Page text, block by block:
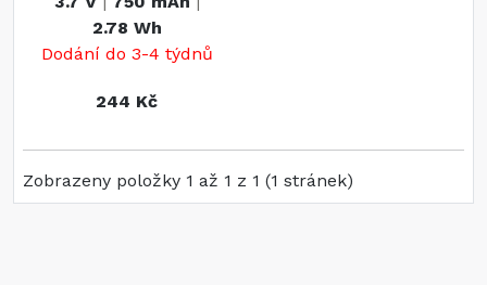
2.78 Wh
Dodání do 3-4 týdnů
244 Kč
Zobrazeny položky 1 až 1 z 1 (1 stránek)